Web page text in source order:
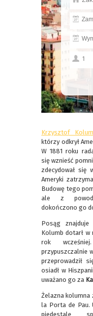
Krzysztof
którzy odkrył
W 1881 roku
się wznieść
zdecydował się
Ameryki
Budowę tego
ale z
dokończono go
Posąg
Kolumb dotarł w
rok
przypuszczalnie
przeprowadził
osiadł w
uważano go za
Żelazna kolumna
la Porta de Pau.
piedestale